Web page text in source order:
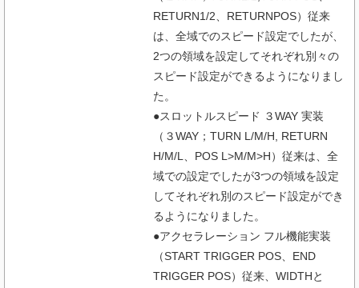
RETURN1/2、RETURNPOS）従来
は、全域でのスピード設定でしたが、
2つの領域を設定してそれぞれ別々の
スピード設定ができるようになりまし
た。
●スロットルスピード ３WAY 実装
（３WAY；TURN L/M/H, RETURN
H/M/L、POS L>M/M>H）従来は、全
域での設定でしたが3つの領域を設定
してそれぞれ別のスピード設定ができ
るようになりました。
●アクセラレーション フル機能実装
（START TRIGGER POS、END
TRIGGER POS）従来、WIDTHと